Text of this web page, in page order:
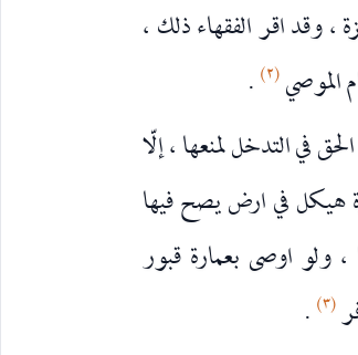
، وقد اقر الفقهاء ذلك ،
الموصي(٢) .
في التدخل لمنعها ، إلّا
هيكل في ارض يصح فيها
ولو اوصى بعمارة قبور
(٣) .